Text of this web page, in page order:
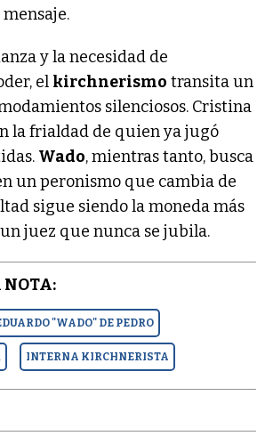
y la necesidad de
el kirchnerismo transita un
silenciosos. Cristina
la frialdad de quien ya jugó
Wado, mientras tanto, busca
un peronismo que cambia de
sigue siendo la moneda más
juez que nunca se jubila.
NOTA:
"WADO" DE PEDRO
INTERNA KIRCHNERISTA